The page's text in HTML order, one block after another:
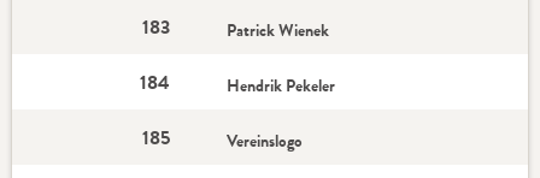
183 Patrick Wienek
184 Hendrik Pekeler
185 Vereinslogo